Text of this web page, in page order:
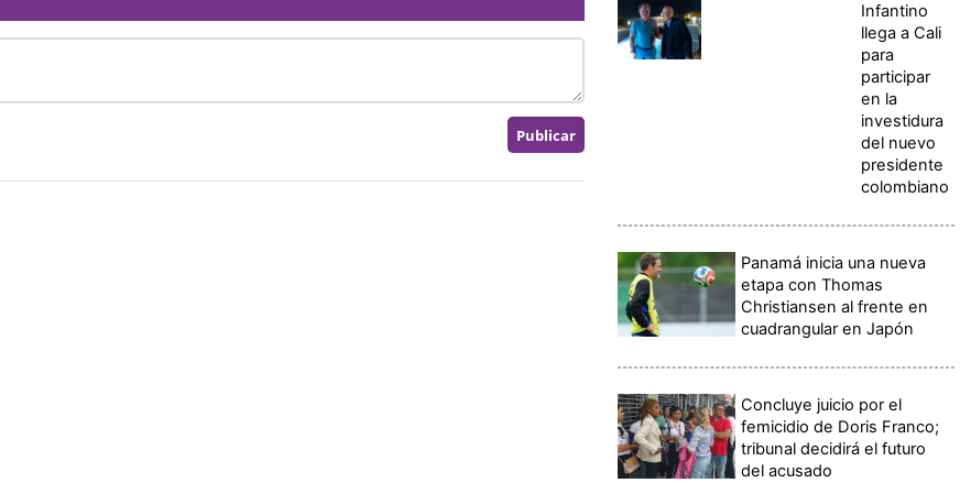
Infantino
llega a Cali
para
participar
en la
investidura
del nuevo
presidente
colombiano
Panamá inicia una nueva
etapa con Thomas
Christiansen al frente en
cuadrangular en Japón
Concluye juicio por el
femicidio de Doris Franco;
tribunal decidirá el futuro
del acusado